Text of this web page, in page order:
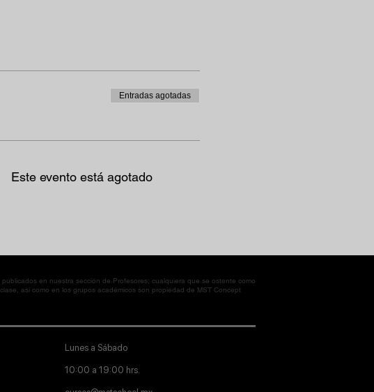
Entradas agotadas
Este evento está agotado
en nuestra sección de Profesores; cualquiera que se ostente como
así como en los grupos académicos son propiedad de MST Concept
Lunes a Sábado
10:00 a 19:00 hrs.